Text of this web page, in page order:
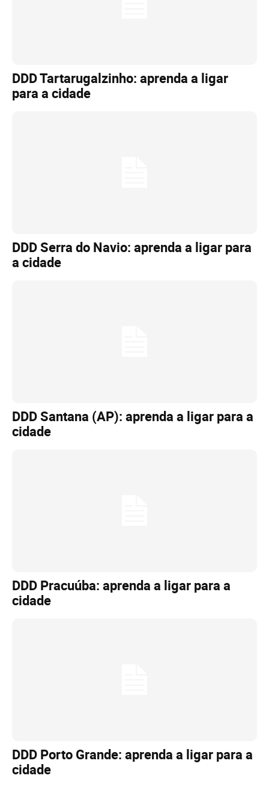
DDD Tartarugalzinho: aprenda a ligar
para a cidade
DDD Serra do Navio: aprenda a ligar para
a cidade
DDD Santana (AP): aprenda a ligar para a
cidade
DDD Pracuúba: aprenda a ligar para a
cidade
DDD Porto Grande: aprenda a ligar para a
cidade